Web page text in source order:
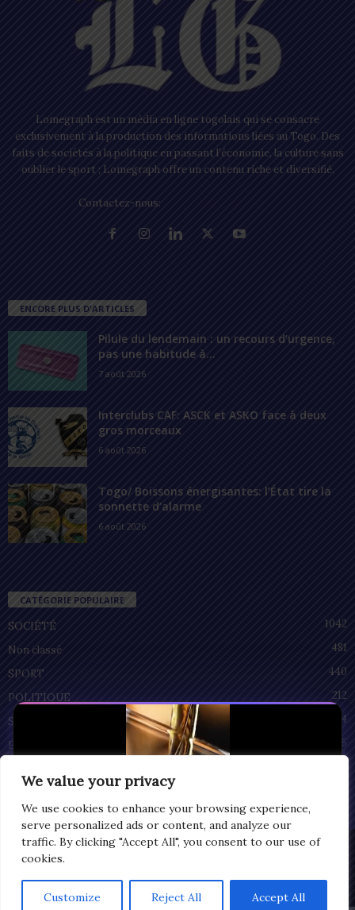
We value your privacy
We use cookies to enhance your browsing experience,
serve personalized ads or content, and analyze our
traffic. By clicking "Accept All", you consent to our use of
cookies.
Customize Reject All Accept All
Lomegraph est un média en ligne togolais qui se consacre
exclusivement à la production des informations liées au Togo. Des
faits de sociétés à la politique en passant l’économie, la culture sans
oublier le sport ; Lomegraph offre un contenu riche et diversifié.
Contactez-nous:
ENCORE PLUS D'ARTICLES
Pilule du lendemain : un recours d’urgence,
pas une habitude à...
7 août 2026
Interclubs CAF: ASCK et ASKO face à deux
gros morceaux
6 août 2026
Togo/ Boissons énergisantes: l’État tire la
sonnette d’alarme
6 août 2026
CATÉGORIE POPULAIRE
SOCIÉTÉ
1042
Non classé
481
SPORT
440
POLITIQUE
212
SANTÉ
94
ECONOMIE
55
Privacy
0:08